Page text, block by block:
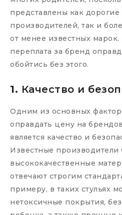
представлены как
производителей, так и
от менее известных марок.
переплата за бренд
обойтись без этого.
1. Качество и
Одним из основных
оправдать цену на
является качество и
Известные производители
высококачественные
отвечают строгим
примеру, в таких стульях
нетоксичные покрытия,